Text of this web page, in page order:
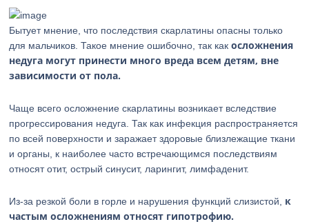
Бытует мнение, что последствия скарлатины опасны только
для мальчиков. Такое мнение ошибочно, так какосложнения
недуга могут принести много вреда всем детям, вне
зависимости от пола.
Чаще всего осложнение скарлатины возникает вследствие
прогрессирования недуга. Так как инфекция распространяется
по всей поверхности и заражает здоровые близлежащие ткани
и органы, к наиболее часто встречающимся последствиям
относят отит, острый синусит, ларингит, лимфаденит.
Из-за резкой боли в горле и нарушения функций слизистой, к
частым осложнениям относят гипотрофию.